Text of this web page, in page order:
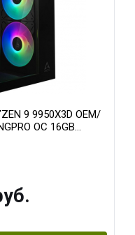
9 9950X3D OEM/
OC 16GB